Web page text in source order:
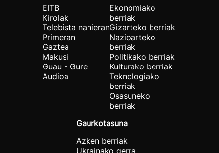
EITB
Kirolak
Telebista nahieran
Primeran
Gaztea
Makusi
Guau - Gure
Audioa
Ekonomiako
berriak
Gizarteko berriak
Nazioarteko
berriak
Politikako berriak
Kulturako berriak
Teknologiako
berriak
Osasuneko
berriak
Gaurkotasuna
Azken berriak
Ukrainako gerra